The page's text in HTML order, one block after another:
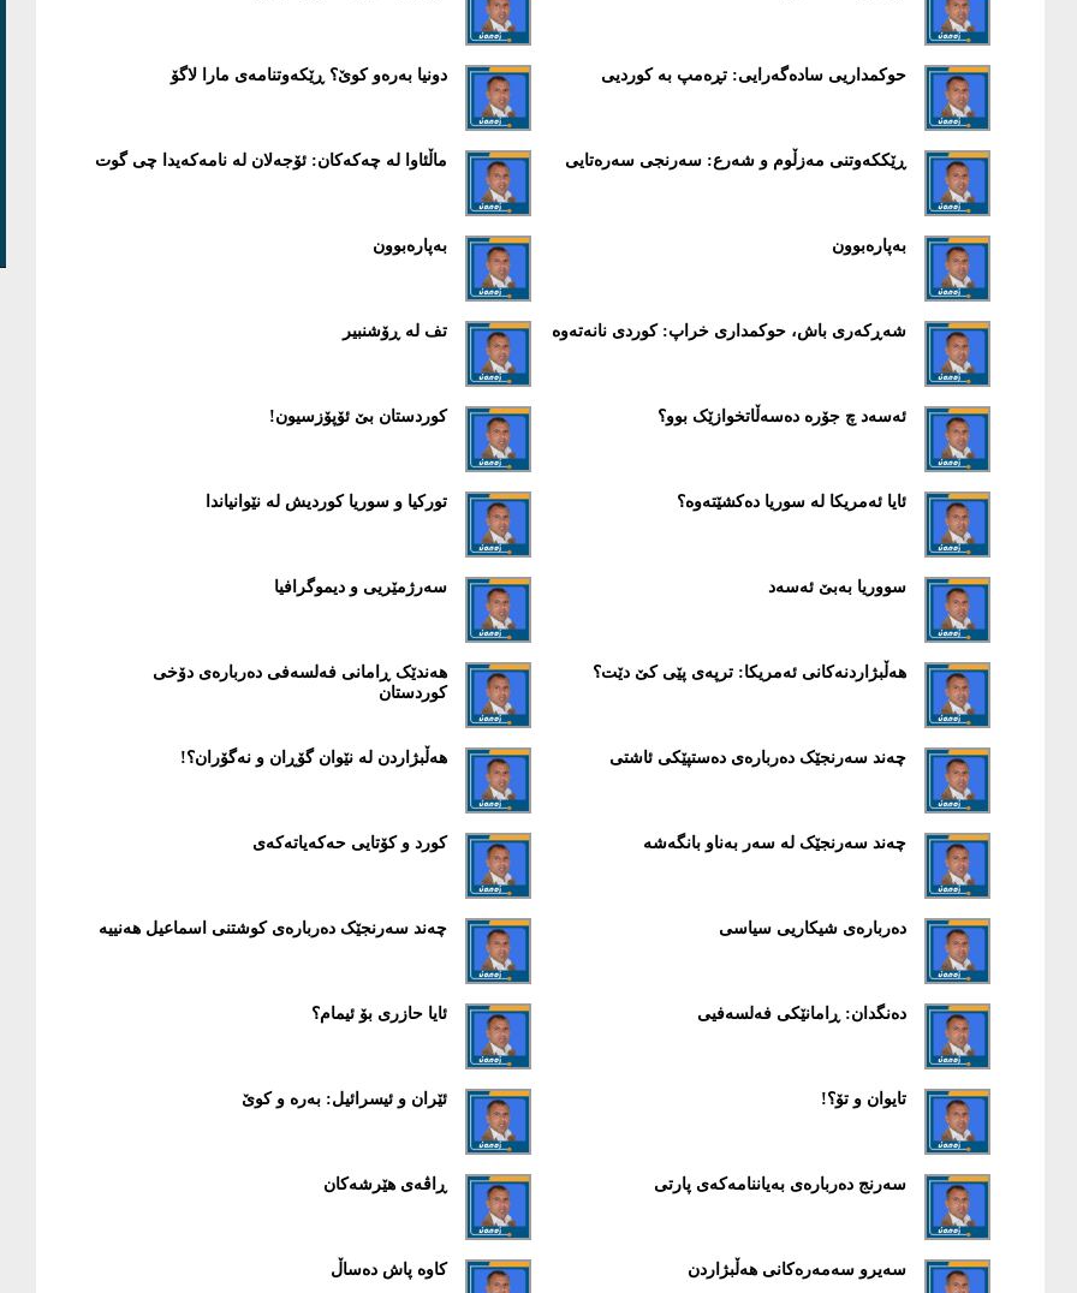
حوکمداریی سادەگەرایی: تڕەمپ بە کوردیی دونیا بەرەو کوێ؟ ڕێکەوتنامەی مارا لاگۆ
ڕێککەوتنی مەزڵوم و شەرع: سەرنجی سەرەتایی ماڵئاوا لە چەکەکان: ئۆجەلان لە نامەکەیدا چی گوت
بەپارەبوون بەپارەبوون
شەڕکەری باش، حوکمداری خراپ: کوردی نانەتەوە تف لە ڕۆشنبیر
ئەسەد چ جۆرە دەسەڵاتخوازێک بوو؟ کوردستان بێ ئۆپۆزسیون!
ئایا ئەمریکا لە سوریا دەکشێتەوە؟ تورکیا و سوریا کوردیش لە نێوانیاندا
سووریا بەبێ ئەسەد سەرژمێریی و دیموگرافیا
هەڵبژاردنەکانی ئەمریکا: ترپەی پێی کێ دێت؟
هەندێک ڕامانی فەلسەفی دەربارەی دۆخی
کوردستان
چەند سەرنجێک دەربارەی دەستپێکی ئاشتی هەڵبژاردن لە نێوان گۆڕان و نەگۆران؟!
چەند سەرنجێک لە سەر بەناو بانگەشە کورد و کۆتایی حەکەیاتەکەی
دەربارەی شیکاریی سیاسی چەند سەرنجێک دەربارەی کوشتنی اسماعیل هەنییە
دەنگدان: ڕامانێکی فەلسەفیی ئایا حازری بۆ ئیمام؟
تایوان و تۆ؟! ئێران و ئیسرائیل: بەرە و کوێ
سەرنج دەربارەی بەیاننامەکەی پارتی ڕاڤەی هێرشەکان
سەیرو سەمەرەکانی هەڵبژاردن کاوە پاش دەساڵ